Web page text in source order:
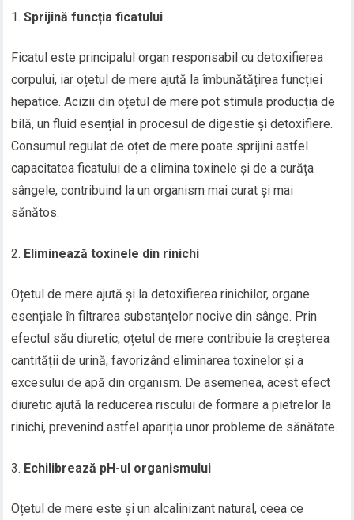
Sprijină funcția ficatului
Ficatul este principalul organ responsabil cu detoxifierea
corpului, iar oțetul de mere ajută la îmbunătățirea funcției
hepatice. Acizii din oțetul de mere pot stimula producția de
bilă, un fluid esențial în procesul de digestie și detoxifiere.
Consumul regulat de oțet de mere poate sprijini astfel
capacitatea ficatului de a elimina toxinele și de a curăța
sângele, contribuind la un organism mai curat și mai
sănătos.
Eliminează toxinele din rinichi
Oțetul de mere ajută și la detoxifierea rinichilor, organe
esențiale în filtrarea substanțelor nocive din sânge. Prin
efectul său diuretic, oțetul de mere contribuie la creșterea
cantității de urină, favorizând eliminarea toxinelor și a
excesului de apă din organism. De asemenea, acest efect
diuretic ajută la reducerea riscului de formare a pietrelor la
rinichi, prevenind astfel apariția unor probleme de sănătate.
Echilibrează pH-ul organismului
Oțetul de mere este și un alcalinizant natural, ceea ce